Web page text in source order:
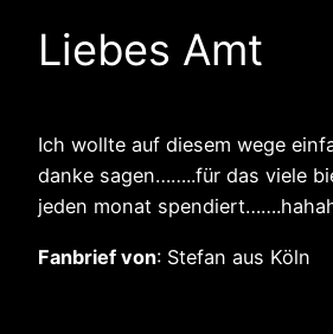
Liebes Amt
Ich wollte auf diesem wege
danke sagen……..für das viele
jeden monat
Fanbrief von: Stefan aus Köln